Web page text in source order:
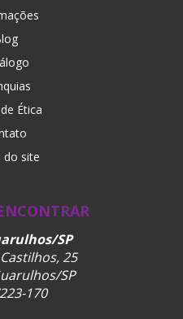
Ética
do site
SP
25
SP
170